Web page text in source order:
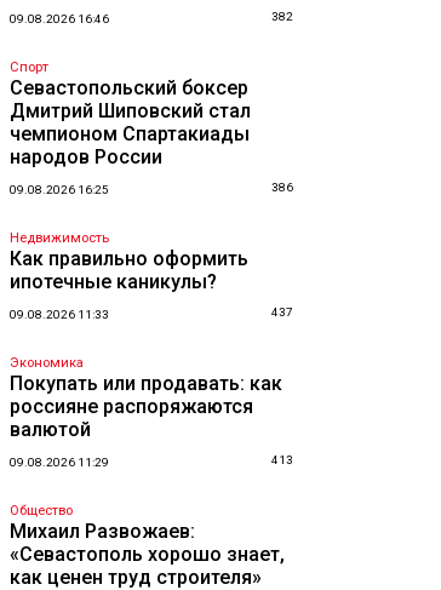
09.08.2026 16:46 382
Спорт
Севастопольский боксер
Дмитрий Шиповский стал
чемпионом Спартакиады
народов России
09.08.2026 16:25 386
Недвижимость
Как правильно оформить
ипотечные каникулы?
09.08.2026 11:33 437
Экономика
Покупать или продавать: как
россияне распоряжаются
валютой
09.08.2026 11:29 413
Общество
Михаил Развожаев:
«Севастополь хорошо знает,
как ценен труд строителя»